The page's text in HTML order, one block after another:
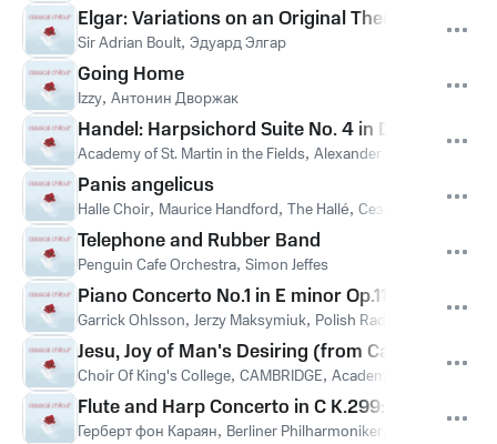
Elgar: Variations on an Original Theme, Op. 36,
Sir Adrian Boult, Эдуард Элгар
Going Home
Izzy, Антонин Дворжак
Handel: Harpsichord Suite No. 4 in D Minor,
Academy of St. Martin in the Fields, Alexander Briger
Panis angelicus
Halle Choir, Maurice Handford, The Hallé, Сезар Франк
Telephone and Rubber Band
Penguin Cafe Orchestra, Simon Jeffes
Piano Concerto No.1 in E minor Op.11 (1988
Garrick Ohlsson, Jerzy Maksymiuk, Polish Radio National
Jesu, Joy of Man's Desiring (from Cantata No.
Choir Of King's College, CAMBRIDGE, Academy of St. Martin in
Flute and Harp Concerto in C K.299: II Andantino
Герберт фон Караян, Berliner Philharmoniker